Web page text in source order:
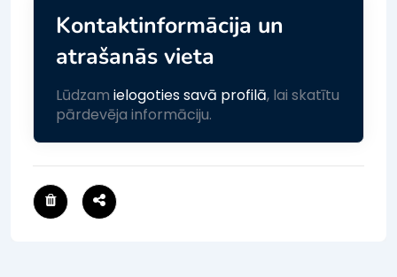
Kontaktinformācija un
atrašanās vieta
Lūdzam ielogoties savā profilā, lai skatītu
pārdevēja informāciju.